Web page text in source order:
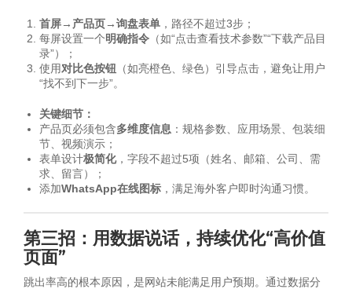
首屏→产品页→询盘表单 ，路径不超过3步；
每屏设置一个明确指令 （如“点击查看技术参数”“下载产品目
录”）；
使用对比色按钮 （如亮橙色、绿色）引导点击，避免让用户
“找不到下一步”。
关键细节：
产品页必须包含多维度信息 ：规格参数、应用场景、包装细
节、视频演示；
表单设计极简化，字段不超过5项（姓名、邮箱、公司、需
求、留言）；
添加WhatsApp在线图标 ，满足海外客户即时沟通习惯。
第三招：用数据说话，持续优化“高价值
页面”
跳出率高的根本原因，是网站未能满足用户预期。通过数据分